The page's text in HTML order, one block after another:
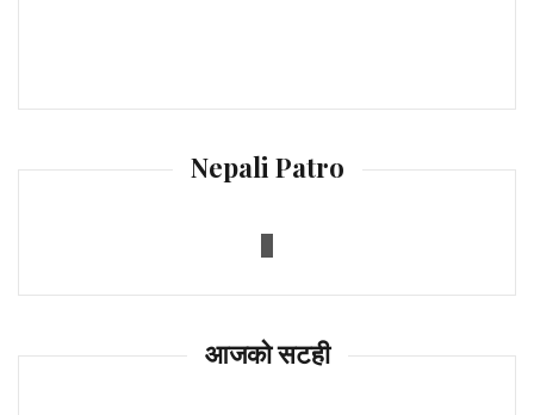
Nepali Patro
आजको सटही